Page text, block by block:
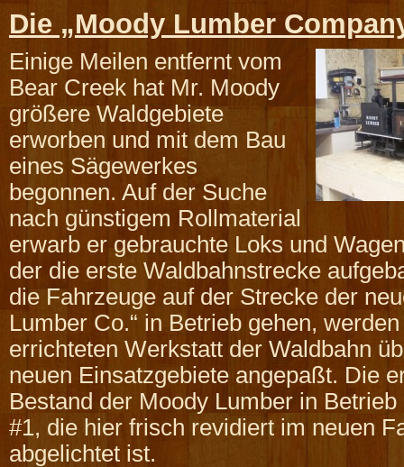
Die „Moody Lumber
Einige Meilen entfernt vom
Bear Creek hat Mr. Moody
größere Waldgebiete
erworben und mit dem Bau
eines Sägewerkes
begonnen. Auf der Suche
nach günstigem Rollmaterial
erwarb er gebrauchte Loks und
der die erste Waldbahnstrecke
die Fahrzeuge auf der Strecke der
Lumber Co.“ in Betrieb gehen,
errichteten Werkstatt der Waldbahn
neuen Einsatzgebiete angepaßt. Die
Bestand der Moody Lumber in
#1, die hier frisch revidiert im neuen
abgelichtet ist.